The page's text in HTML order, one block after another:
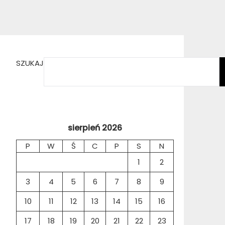
SZUKAJ
sierpień 2026
P W Ś C P S
N
1
2
3
4 5 6 7 8
9
10
11 12 13 14 15
16
17
18 19 20 21 22 23